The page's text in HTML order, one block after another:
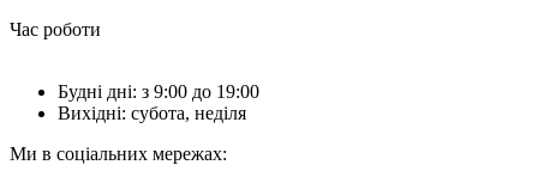
Час роботи
Будні дні: з 9:00 до 19:00
Вихідні: субота, неділя
Ми в соціальних мережах: